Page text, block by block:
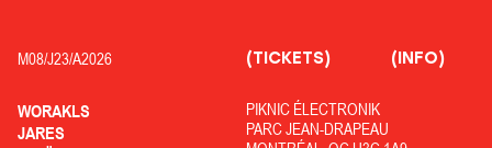
M08/J23/A2026
WORAKLS
JARES
PIKNIC ÉLECTRONIK
PARC JEAN-DRAPEAU
(TICKETS) (INFO)